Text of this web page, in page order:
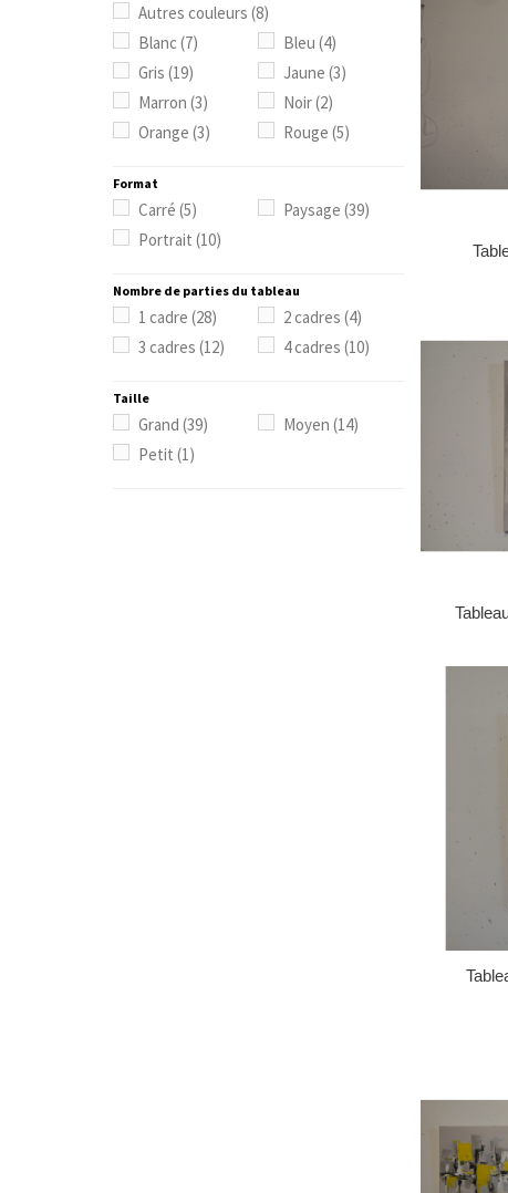
Autres couleurs (8)
Blanc(7) Bleu (4)
Gris (19) Jaune (3)
Marron (3) Noir(2)
Orange (3) Rouge (5)
Format
Carré (5) Paysage (39)
Portrait (10)
Nombre de parties du tableau
1 cadre (28) 2 cadres (4)
3 cadres (12) 4 cadres (10)
Taille
Grand (39) Moyen (14)
Petit (1)